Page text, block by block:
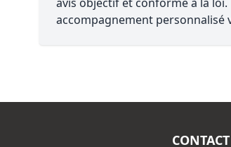
accompagnement personnalisé
CONTACT